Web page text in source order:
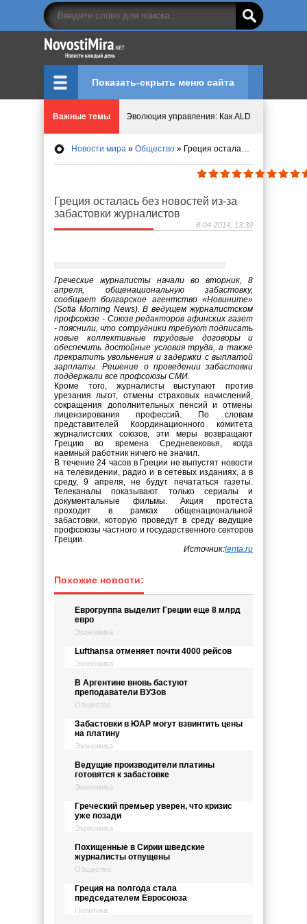
Показать-скрыть меню сайта
Важные темы
Эволюция управления: Как ALD Pro меняет
Криптовалюту предложили признать
Идеи, куда сходить с детьми в парки, музеи и
Что означает число судьбы в нумерологии
Новости мира » Общество » Греция осталась без новостей из-за забастовки журналистов
Греция осталась без новостей из-за
забастовки журналистов
8-04-2014, 13:39
Греческие журналисты начали во вторник, 8
апреля, общенациональную забастовку,
сообщает болгарское агентство «Новините»
(Sofia Morning News). В ведущем журналистском
профсоюзе - Союзе редакторов афинских газет
- пояснили, что сотрудники требуют подписать
новые коллективные трудовые договоры и
обеспечить достойные условия труда, а также
прекратить увольнения и задержки с выплатой
зарплаты. Решение о проведении забастовки
поддержали все профсоюзы СМИ.
Кроме того, журналисты выступают против
урезания льгот, отмены страховых начислений,
сокращения дополнительных пенсий и отмены
лицензирования профессий. По словам
представителей Координационного комитета
журналистских союзов, эти меры возвращают
Грецию во времена Средневековья, когда
наемный работник ничего не значил.
В течение 24 часов в Греции не выпустят новости
на телевидении, радио и в сетевых изданиях, а в
среду, 9 апреля, не будут печататься газеты.
Телеканалы показывают только сериалы и
документальные фильмы. Акция протеста
проходит в рамках общенациональной
забастовки, которую проведут в среду ведущие
профсоюзы частного и государственного секторов
Греции.
Источник:lenta.ru
Похожие новости:
Еврогруппа выделит Греции еще 8 млрд
евро
Экономика
Lufthansa отменяет почти 4000 рейсов
Экономика
В Аргентине вновь бастуют
преподаватели ВУЗов
Общество
Забастовки в ЮАР могут взвинтить цены
на платину
Экономика
Ведущие производители платины
готовятся к забастовке
Экономика
Греческий премьер уверен, что кризис
уже позади
Экономика
Похищенные в Сирии шведские
журналисты отпущены
Общество
Греция на полгода стала
председателем Евросоюза
Политика